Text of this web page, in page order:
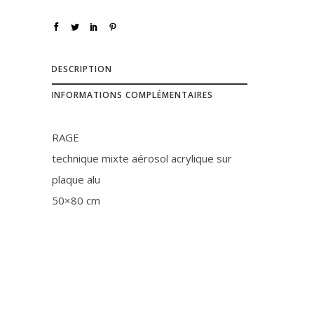
DESCRIPTION
INFORMATIONS COMPLÉMENTAIRES
RAGE
technique mixte aérosol acrylique sur
plaque alu
50×80 cm